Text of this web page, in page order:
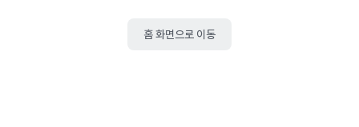
홈 화면으로 이동